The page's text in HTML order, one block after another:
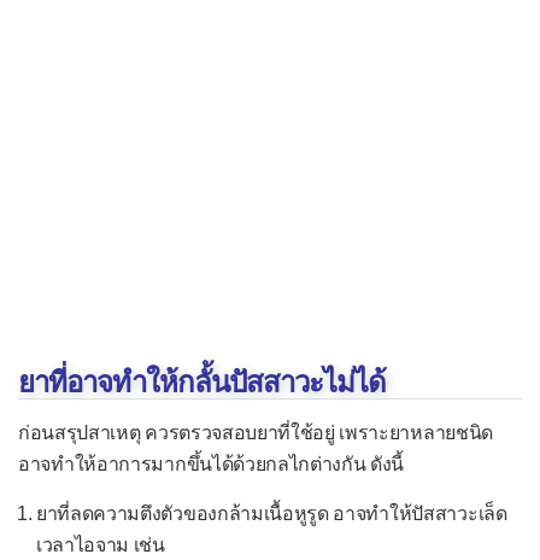
ภาวะ Respiratory acidosis"
ภาวะ Respiratory alkalosis
เอนไซม์ตับผิดปกติ
ยาที่อาจทำให้กลั้นปัสสาวะไม่ได้
ก่อนสรุปสาเหตุ ควรตรวจสอบยาที่ใช้อยู่ เพราะยาหลายชนิด
อาจทำให้อาการมากขึ้นได้ด้วยกลไกต่างกัน ดังนี้
ยาที่ลดความตึงตัวของกล้ามเนื้อหูรูด อาจทำให้ปัสสาวะเล็ด
เวลาไอจาม เช่น